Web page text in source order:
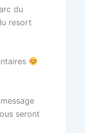
du
resort
seront